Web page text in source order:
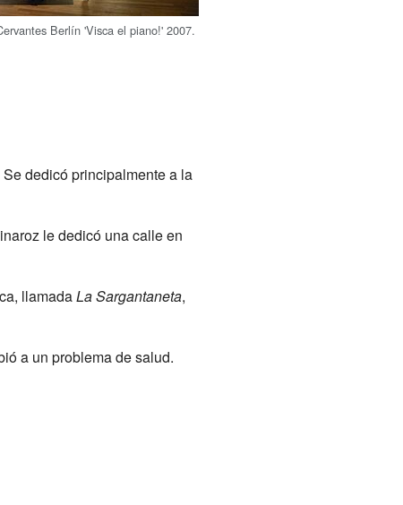
Berlín 'Visca el piano!' 2007.
dedicó principalmente a la
le dedicó una calle en
llamadaLa Sargantaneta,
a un problema de salud.